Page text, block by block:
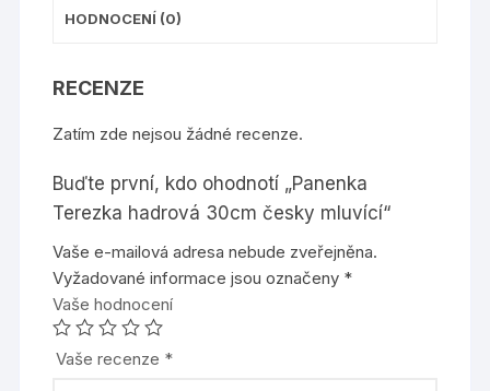
HODNOCENÍ (0)
RECENZE
Zatím zde nejsou žádné recenze.
Buďte první, kdo ohodnotí „Panenka
Terezka hadrová 30cm česky mluvící“
Vaše e-mailová adresa nebude zveřejněna.
Vyžadované informace jsou označeny *
Vaše hodnocení
Vaše recenze *